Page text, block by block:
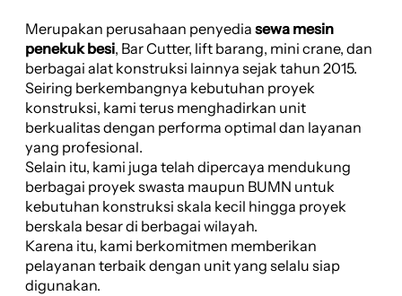
Merupakan perusahaan penyedia sewa mesin
penekuk besi, Bar Cutter, lift barang, mini crane, dan
berbagai alat konstruksi lainnya sejak tahun 2015.
Seiring berkembangnya kebutuhan proyek
konstruksi, kami terus menghadirkan unit
berkualitas dengan performa optimal dan layanan
yang profesional.
Selain itu, kami juga telah dipercaya mendukung
berbagai proyek swasta maupun BUMN untuk
kebutuhan konstruksi skala kecil hingga proyek
berskala besar di berbagai wilayah.
Karena itu, kami berkomitmen memberikan
pelayanan terbaik dengan unit yang selalu siap
digunakan.